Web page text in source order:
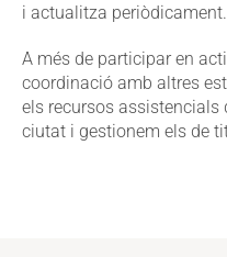
i actualitza periòdicament.
A més de participar en
coordinació amb altres
els recursos
ciutat i gestionem els de